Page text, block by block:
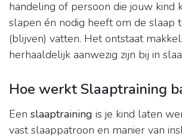
handeling of persoon die jouw kind
slapen én nodig heeft om de slaap
(blijven) vatten. Het ontstaat
herhaaldelijk aanwezig zijn bij in
Hoe werkt Slaaptraining
Een slaaptraining is je kind laten
vast slaappatroon en manier van